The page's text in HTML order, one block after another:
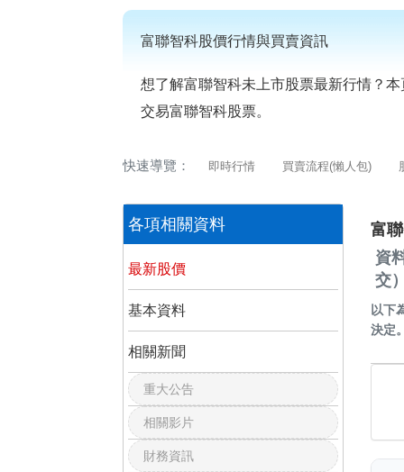
富聯智科股價行情與買賣資訊
想了解富聯智科未上市股票最新行情？
交易富聯智科股票。
快速導覽： 即時行情 買賣流程(懶人包)
各項相關資料
最新股價
基本資料
相關新聞
重大公告
相關影片
財務資訊
富
資
交
以下
決定